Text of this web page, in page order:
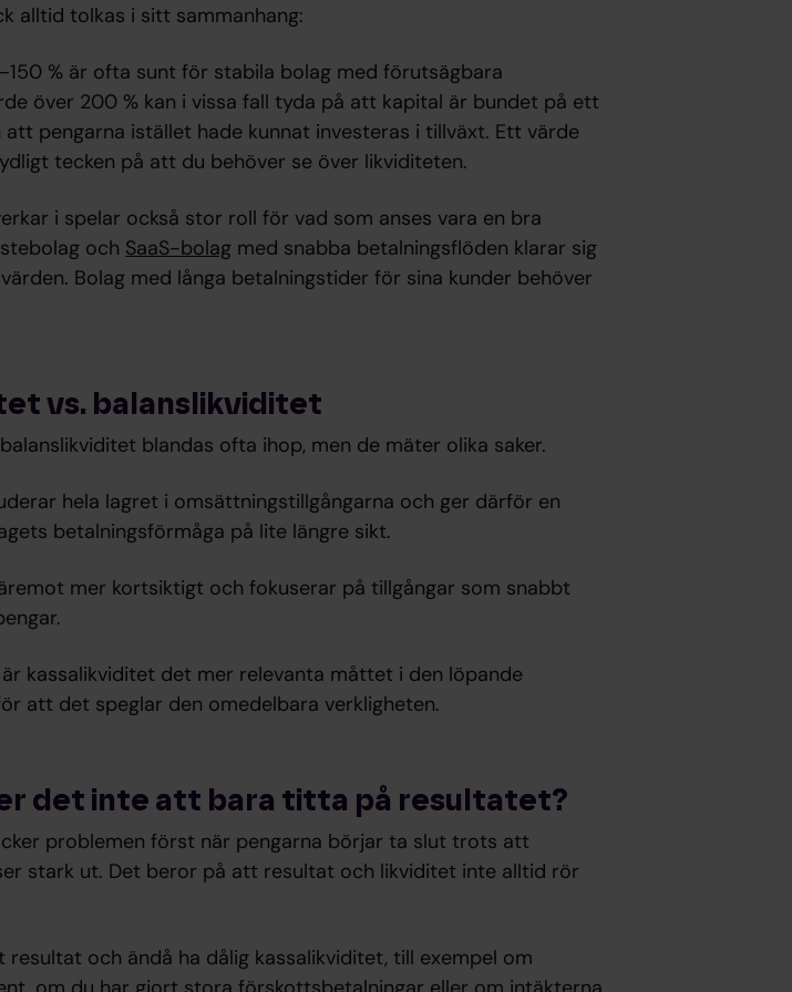
alltid tolkas i sitt sammanhang:
% är ofta sunt för stabila bolag med förutsägbara
över 200 % kan i vissa fall tyda på att kapital är bundet på ett
pengarna istället hade kunnat investeras i tillväxt. Ett värde
tecken på att du behöver se över likviditeten.
i spelar också stor roll för vad som anses vara en bra
och SaaS-bolag med snabba betalningsflöden klarar sig
Bolag med långa betalningstider för sina kunder behöver
vs. balanslikviditet
blandas ofta ihop, men de mäter olika saker.
hela lagret i omsättningstillgångarna och ger därför en
betalningsförmåga på lite längre sikt.
mer kortsiktigt och fokuserar på tillgångar som snabbt
kassalikviditet det mer relevanta måttet i den löpande
att det speglar den omedelbara verkligheten.
det inte att bara titta på resultatet?
problemen först när pengarna börjar ta slut trots att
stark ut. Det beror på att resultat och likviditet inte alltid rör
resultat och ändå ha dålig kassalikviditet, till exempel om